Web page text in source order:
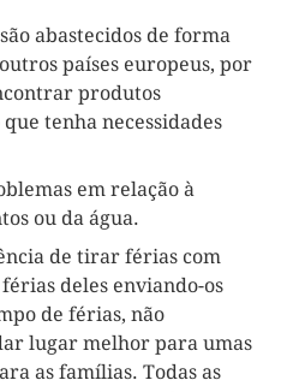
abastecidos de forma
países europeus, por
produtos
tenha necessidades
em relação à
ou da água.
de tirar férias com
deles enviando-os
de férias, não
lugar melhor para umas
as famílias. Todas as